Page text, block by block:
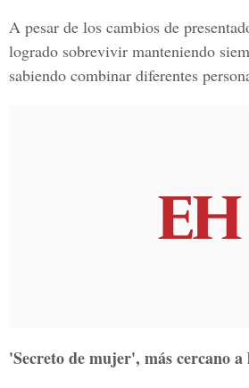
A pesar de los cambios de
logrado sobrevivir manteniendo
sabiendo combinar diferentes
'Secreto de mujer', más cercano